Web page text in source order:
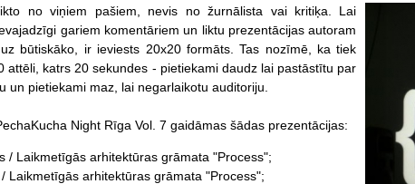
no viņiem pašiem, nevis no žurnālista vai kritiķa. Lai
gariem komentāriem un liktu prezentācijas autoram
būtiskāko, ir ieviests 20x20 formāts. Tas nozīmē, ka tiek
attēli, katrs 20 sekundes - pietiekami daudz lai pastāstītu par
un pietiekami maz, lai negarlaikotu auditoriju.
Night Rīga Vol. 7 gaidāmas šādas prezentācijas:
/ Laikmetīgās arhitektūras grāmata "Process";
Laikmetīgās arhitektūras grāmata "Process";